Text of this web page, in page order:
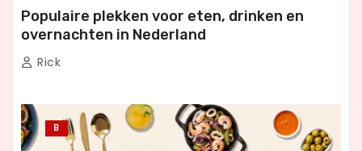
Populaire plekken voor eten, drinken en
overnachten in Nederland
Rick
B
L